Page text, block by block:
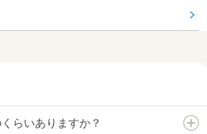
らいありますか？